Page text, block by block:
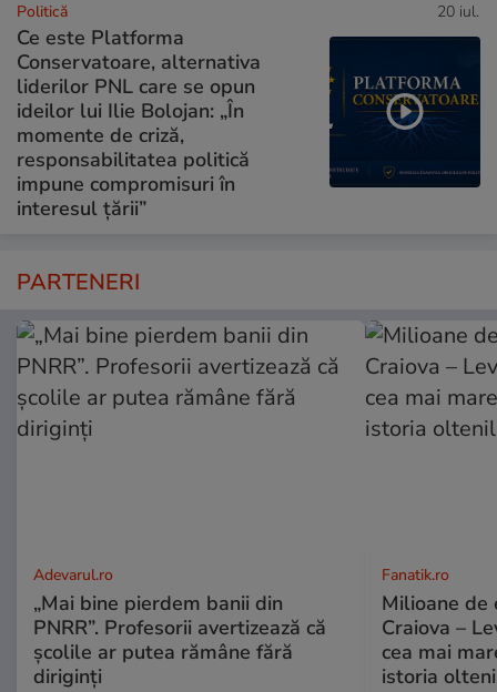
Politică 20 iul.
Ce este Platforma
Conservatoare, alternativa
liderilor PNL care se opun
ideilor lui Ilie Bolojan: „În
momente de criză,
responsabilitatea politică
impune compromisuri în
interesul țării”
PARTENERI
Adevarul.ro
„Mai bine pierdem banii din
PNRR”. Profesorii avertizează că
școlile ar putea rămâne fără
diriginți
Fanatik.ro
Milioane de
Craiova –
cea mai
istoria